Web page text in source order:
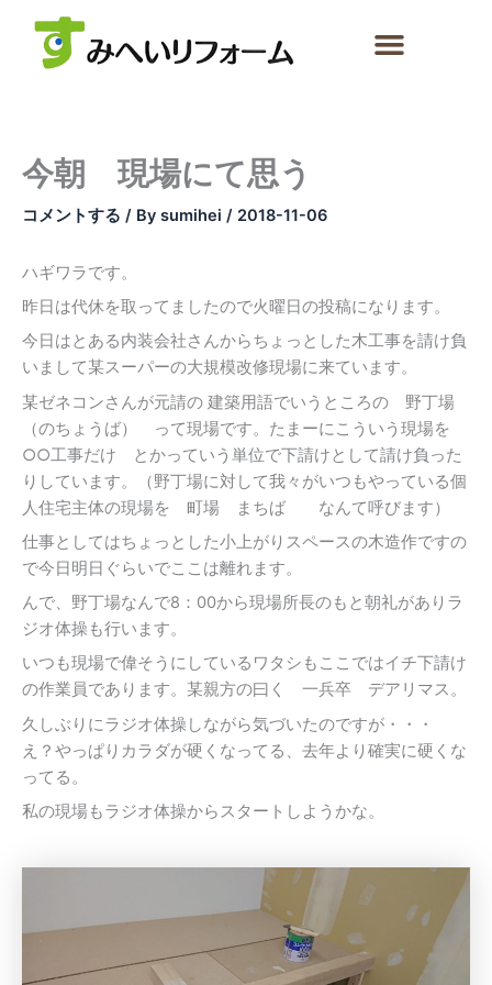
今朝 現場にて思う
コメントする / By sumihei / 2018-11-06
ハギワラです。
昨日は代休を取ってましたので火曜日の投稿になります。
今日はとある内装会社さんからちょっとした木工事を請け負
いまして某スーパーの大規模改修現場に来ています。
某ゼネコンさんが元請の 建築用語でいうところの 野丁場
（のちょうば） って現場です。たまーにこういう現場を
○○工事だけ とかっていう単位で下請けとして請け負った
りしています。（野丁場に対して我々がいつもやっている個
人住宅主体の現場を 町場 まちば なんて呼びます）
仕事としてはちょっとした小上がりスペースの木造作ですの
で今日明日ぐらいでここは離れます。
んで、野丁場なんで8：00から現場所長のもと朝礼がありラ
ジオ体操も行います。
いつも現場で偉そうにしているワタシもここではイチ下請け
の作業員であります。某親方の曰く 一兵卒 デアリマス。
久しぶりにラジオ体操しながら気づいたのですが・・・
え？やっぱりカラダが硬くなってる、去年より確実に硬くな
ってる。
私の現場もラジオ体操からスタートしようかな。